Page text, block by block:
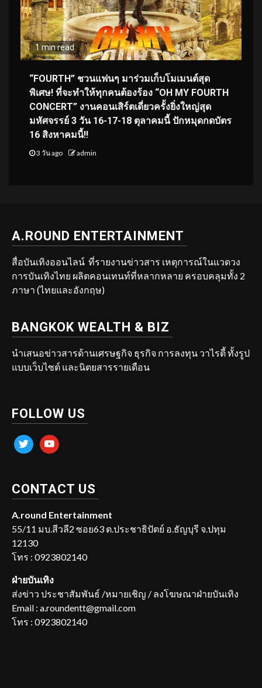
1 min read
“FOURTH” ชวนแฟนๆ มาร่วมเก็บโมเมนต์สุด
พิเศษ! ที่จะทำให้ทุกคนต้องร้อง “OH MY FOURTH
CONCERT” งานคอนเสิร์ตเดี่ยวครั้งยิ่งใหญ่สุด
มหัศจรรย์ 3 วัน 16-17-18 ตุลาคมนี้ ปักหมุดกดบัตร
16 สิงหาคมนี้!!
3 วัน ago admin
A.ROUND ENTERTAINMENT
สื่อบันเทิงออนไลน์ ที่รายงานข่าวสาร เหตุการณ์ในแวดวง
การบันเทิงไทย ผลิตคอนเทนท์ที่หลากหลาย ครอบคลุมทั้ง 2
ภาษา (ไทยและอังกฤษ)
BANGKOK WEALTH & BIZ
นำเสนอข่าวสารด้านเศรษฐกิจ ธุรกิจ การลงทุน วาไรตี้ ทั้งรูป
แบบเว็บไซต์ และนิตยสารรายเดือน
FOLLOW US
twitter youtube
CONTACT US
A.round Entertainment
55/11 มบ.สีวลี2 ซอย63 ต.ประชาธิปัตย์ อ.ธัญบุรี จ.ปทุม
12130
โทร : 0923802140
ฝ่ายบันเทิง
ส่งข่าว ประชาสัมพันธ์ /หมายเชิญ / ลงโฆษณาฝ่ายบันเทิง
Email : a.roundentt@gmail.com
โทร : 0923802140